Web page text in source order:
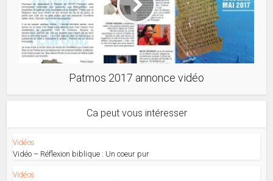
Patmos 2017 annonce vidéo
Ca peut vous intéresser
Vidéos
Vidéo – Réflexion biblique : Un coeur pur
Vidéos